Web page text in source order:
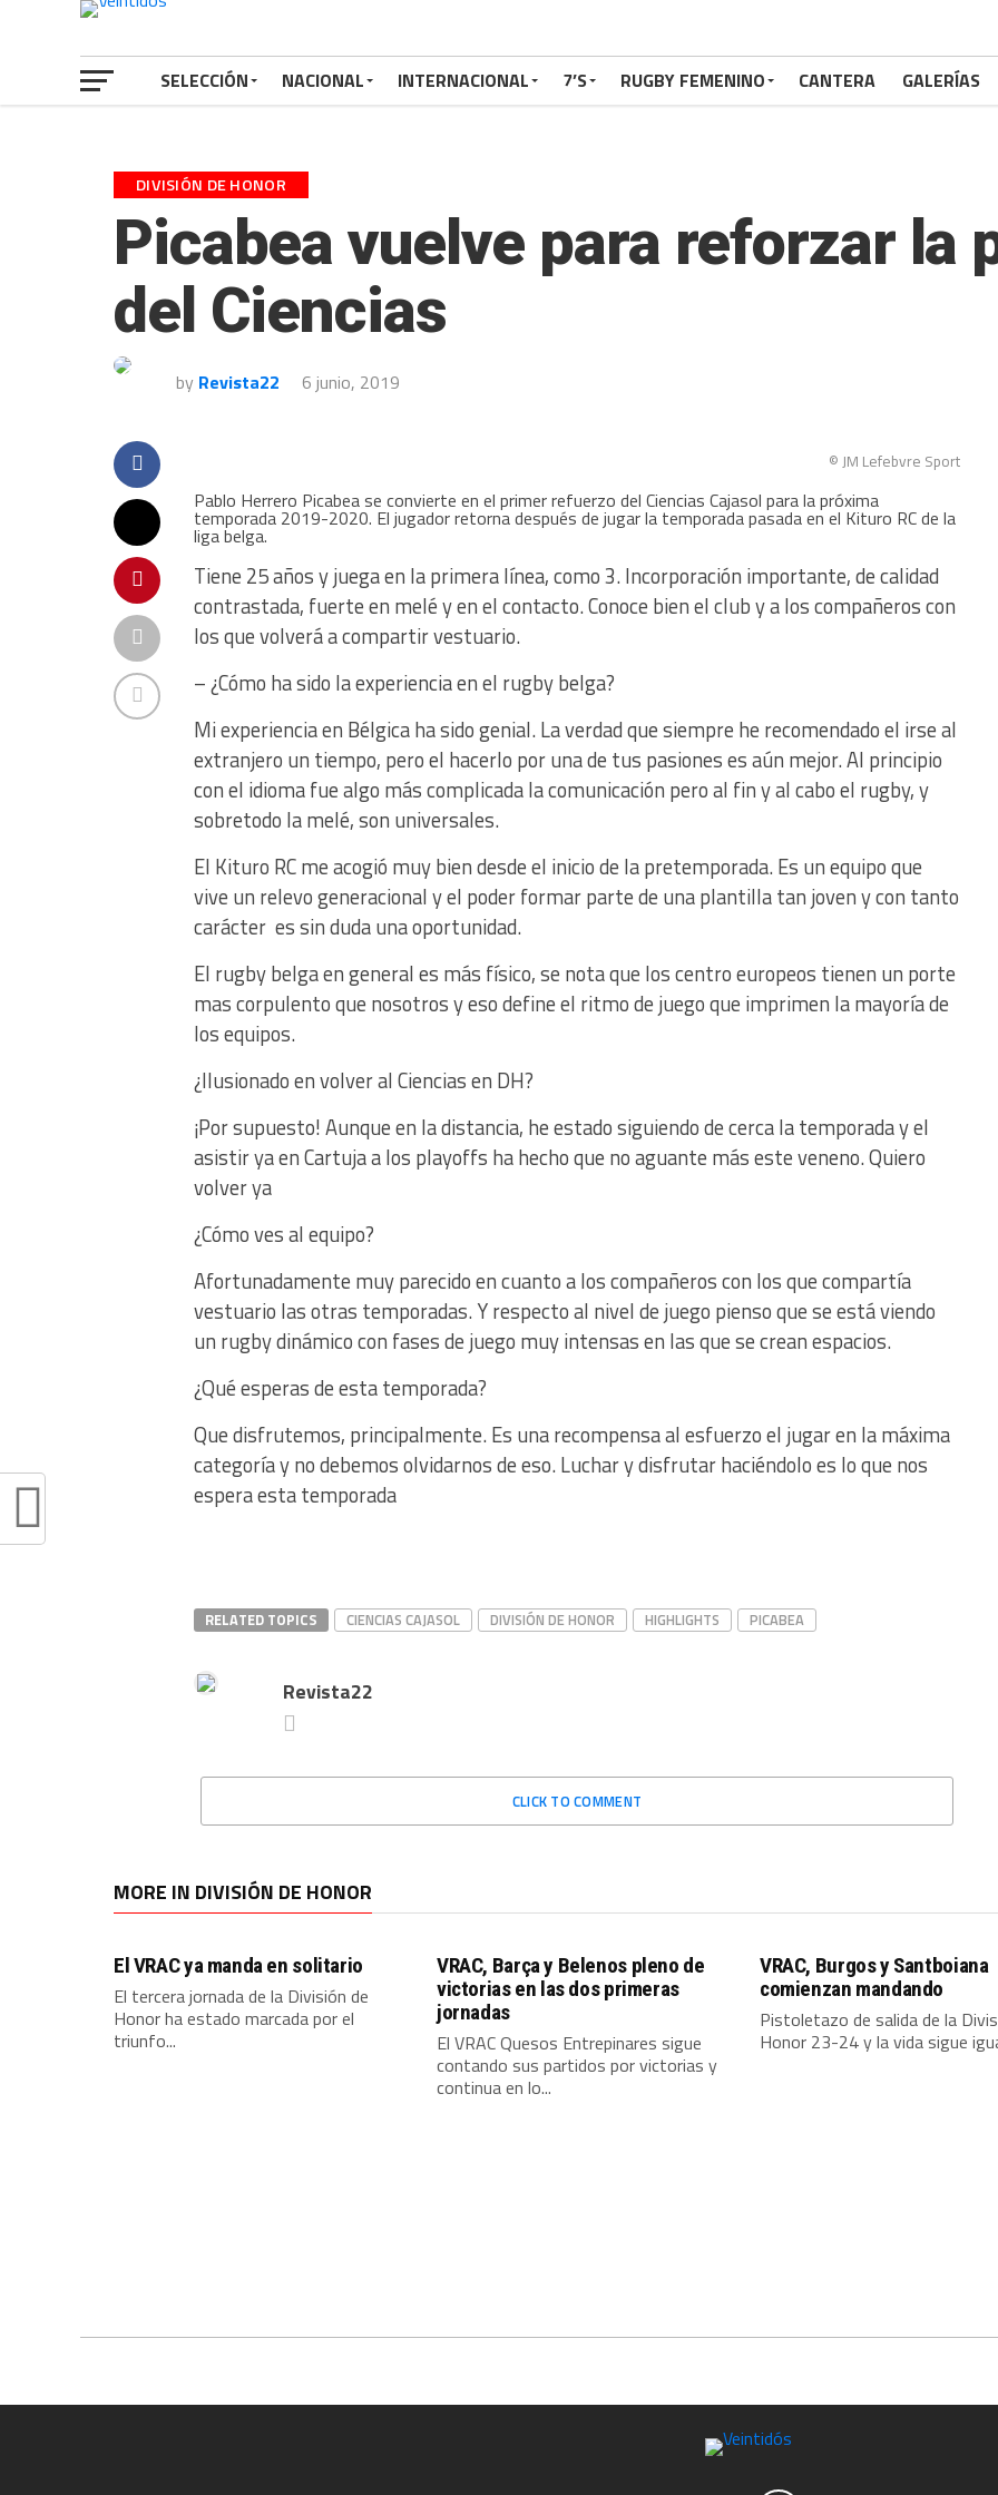
SELECCIÓN NACIONAL INTERNACIONAL 7’S RUGBY FEMENINO CANTERA GALERÍAS
DIVISIÓN DE HONOR
Picabea vuelve para reforzar la
del Ciencias
by Revista22 6 junio, 2019
© JM Lefebvre Sport
Pablo Herrero Picabea se convierte en el primer refuerzo del Ciencias Cajasol para la próxima
temporada 2019-2020. El jugador retorna después de jugar la temporada pasada en el Kituro RC de la
liga belga.
Tiene 25 años y juega en la primera línea, como 3. Incorporación importante, de calidad
contrastada, fuerte en melé y en el contacto. Conoce bien el club y a los compañeros con
los que volverá a compartir vestuario.
– ¿Cómo ha sido la experiencia en el rugby belga?
Mi experiencia en Bélgica ha sido genial. La verdad que siempre he recomendado el irse al
extranjero un tiempo, pero el hacerlo por una de tus pasiones es aún mejor. Al principio
con el idioma fue algo más complicada la comunicación pero al fin y al cabo el rugby, y
sobretodo la melé, son universales.
El Kituro RC me acogió muy bien desde el inicio de la pretemporada. Es un equipo que
vive un relevo generacional y el poder formar parte de una plantilla tan joven y con tanto
carácter es sin duda una oportunidad.
El rugby belga en general es más físico, se nota que los centro europeos tienen un porte
mas corpulento que nosotros y eso define el ritmo de juego que imprimen la mayoría de
los equipos.
¿Ilusionado en volver al Ciencias en DH?
¡Por supuesto! Aunque en la distancia, he estado siguiendo de cerca la temporada y el
asistir ya en Cartuja a los playoffs ha hecho que no aguante más este veneno. Quiero
volver ya
¿Cómo ves al equipo?
Afortunadamente muy parecido en cuanto a los compañeros con los que compartía
vestuario las otras temporadas. Y respecto al nivel de juego pienso que se está viendo
un rugby dinámico con fases de juego muy intensas en las que se crean espacios.
¿Qué esperas de esta temporada?
Que disfrutemos, principalmente. Es una recompensa al esfuerzo el jugar en la máxima
categoría y no debemos olvidarnos de eso. Luchar y disfrutar haciéndolo es lo que nos
espera esta temporada
RELATED TOPICS CIENCIAS CAJASOL DIVISIÓN DE HONOR HIGHLIGHTS PICABEA
Revista22
CLICK TO COMMENT
MORE IN DIVISIÓN DE HONOR
El VRAC ya manda en solitario
El tercera jornada de la División de
Honor ha estado marcada por el
triunfo...
VRAC, Barça y Belenos pleno de
victorias en las dos primeras
jornadas
El VRAC Quesos Entrepinares sigue
contando sus partidos por victorias y
continua en lo...
VRAC, Burgos y Santboiana
comienzan mandando
Pistoletazo de salida de la
Honor 23-24 y la vida sigue